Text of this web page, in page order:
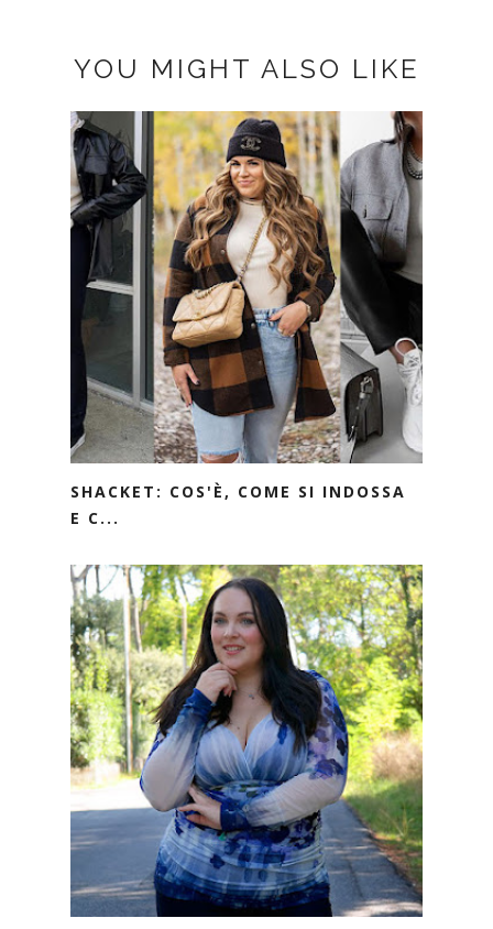
YOU MIGHT ALSO LIKE
SHACKET: COS'È, COME SI INDOSSA
E C...